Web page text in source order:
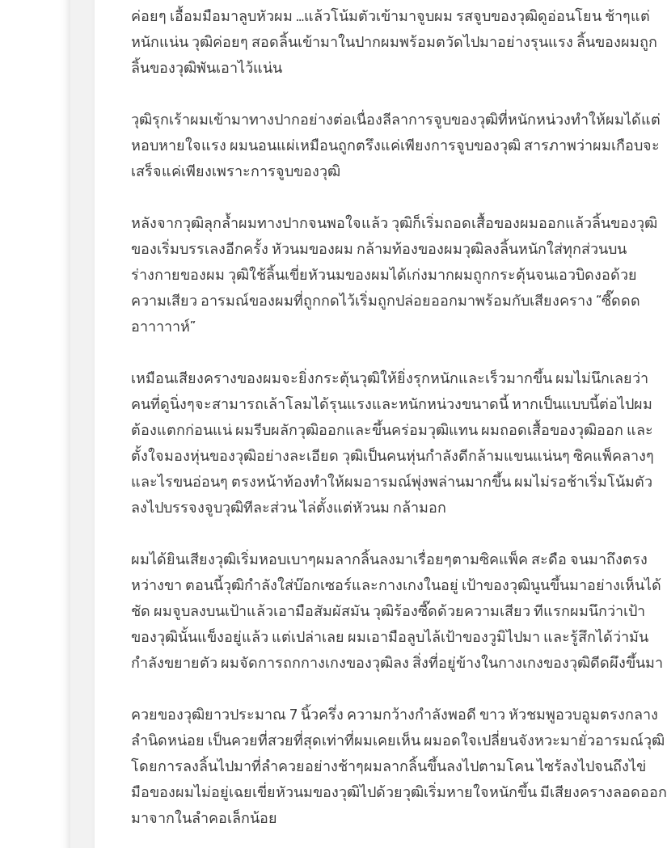
ค่อยๆ เอื้อมมือมาลูบหัวผม …แล้วโน้มตัวเข้ามาจูบผม รสจูบของวุฒิดูอ่อนโยน ช้าๆแต่
หนักแน่น วุฒิค่อยๆ สอดลิ้นเข้ามาในปากผมพร้อมตวัดไปมาอย่างรุนแรง ลิ้นของผมถูก
ลิ้นของวุฒิพันเอาไว้แน่น
วุฒิรุกเร้าผมเข้ามาทางปากอย่างต่อเนื่องลีลาการจูบของวุฒิที่หนักหน่วงทำให้ผมได้แต่
หอบหายใจแรง ผมนอนแผ่เหมือนถูกตรึงแค่เพียงการจูบของวุฒิ สารภาพว่าผมเกือบจะ
เสร็จแค่เพียงเพราะการจูบของวุฒิ
หลังจากวุฒิลุกล้ำผมทางปากจนพอใจแล้ว วุฒิก็เริ่มถอดเสื้อของผมออกแล้วลิ้นของวุฒิ
ของเริ่มบรรเลงอีกครั้ง หัวนมของผม กล้ามท้องของผมวุฒิลงลิ้นหนักใส่ทุกส่วนบน
ร่างกายของผม วุฒิใช้ลิ้นเขี่ยหัวนมของผมได้เก่งมากผมถูกกระตุ้นจนเอวบิดงอด้วย
ความเสียว อารมณ์ของผมที่ถูกกดไว้เริ่มถูกปล่อยออกมาพร้อมกับเสียงคราง “ซี๊ดดด
อาาาาาห์”
เหมือนเสียงครางของผมจะยิ่งกระตุ้นวุฒิให้ยิ่งรุกหนักและเร็วมากขึ้น ผมไม่นึกเลยว่า
คนที่ดูนิ่งๆจะสามารถเล้าโลมได้รุนแรงและหนักหน่วงขนาดนี้ หากเป็นแบบนี้ต่อไปผม
ต้องแตกก่อนแน่ ผมรีบผลักวุฒิออกและขึ้นคร่อมวุฒิแทน ผมถอดเสื้อของวุฒิออก และ
ตั้งใจมองหุ่นของวุฒิอย่างละเอียด วุฒิเป็นคนหุ่นกำลังดีกล้ามแขนแน่นๆ ซิคแพ็คลางๆ
และไรขนอ่อนๆ ตรงหน้าท้องทำให้ผมอารมณ์พุ่งพล่านมากขึ้น ผมไม่รอช้าเริ่มโน้มตัว
ลงไปบรรจงจูบวุฒิทีละส่วน ไล่ตั้งแต่หัวนม กล้ามอก
ผมได้ยินเสียงวุฒิเริ่มหอบเบาๆผมลากลิ้นลงมาเรื่อยๆตามซิคแพ็ค สะดือ จนมาถึงตรง
หว่างขา ตอนนี้วุฒิกำลังใส่บ๊อกเซอร์และกางเกงในอยู่ เป้าของวุฒินูนขึ้นมาอย่างเห็นได้
ชัด ผมจูบลงบนเป้าแล้วเอามือสัมผัสมัน วุฒิร้องซี๊ดด้วยความเสียว ทีแรกผมนึกว่าเป้า
ของวุฒินั้นแข็งอยู่แล้ว แต่เปล่าเลย ผมเอามือลูบไล้เป้าของวูมิไปมา และรู้สึกได้ว่ามัน
กำลังขยายตัว ผมจัดการถกกางเกงของวุฒิลง สิ่งที่อยู่ข้างในกางเกงของวุฒิดีดผึงขึ้นมา
ควยของวุฒิยาวประมาณ 7 นิ้วครึ่ง ความกว้างกำลังพอดี ขาว หัวชมพูอวบอูมตรงกลาง
ลำนิดหน่อย เป็นควยที่สวยที่สุดเท่าที่ผมเคยเห็น ผมอดใจเปลี่ยนจังหวะมายั่วอารมณ์วุฒิ
โดยการลงลิ้นไปมาที่ลำควยอย่างช้าๆผมลากลิ้นขึ้นลงไปตามโคน ไซร้ลงไปจนถึงไข่
มือของผมไม่อยู่เฉยเขี่ยหัวนมของวุฒิไปด้วยวุฒิเริ่มหายใจหนักขึ้น มีเสียงครางลอดออก
มาจากในลำคอเล็กน้อย